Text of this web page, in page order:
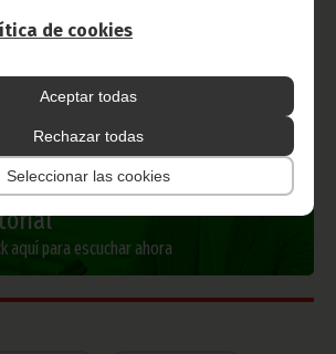
de cookies
Aceptar todas
Rechazar todas
Seleccionar las cookies
Nacional de Guinea
aquí para escuchar ahora